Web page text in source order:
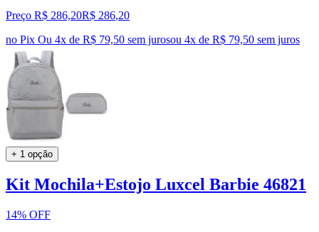
Preço R$ 286,20R$ 286,20
no Pix Ou 4x de R$ 79,50 sem jurosou 4x de R$ 79,50 sem juros
+ 1 opção
Kit Mochila+Estojo Luxcel Barbie 46821
14% OFF